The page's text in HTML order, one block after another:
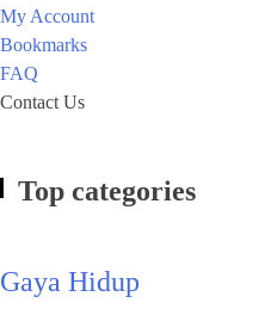
My Account
Bookmarks
FAQ
Contact Us
Top categories
Gaya Hidup